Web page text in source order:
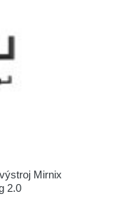
Mirnix
2.0